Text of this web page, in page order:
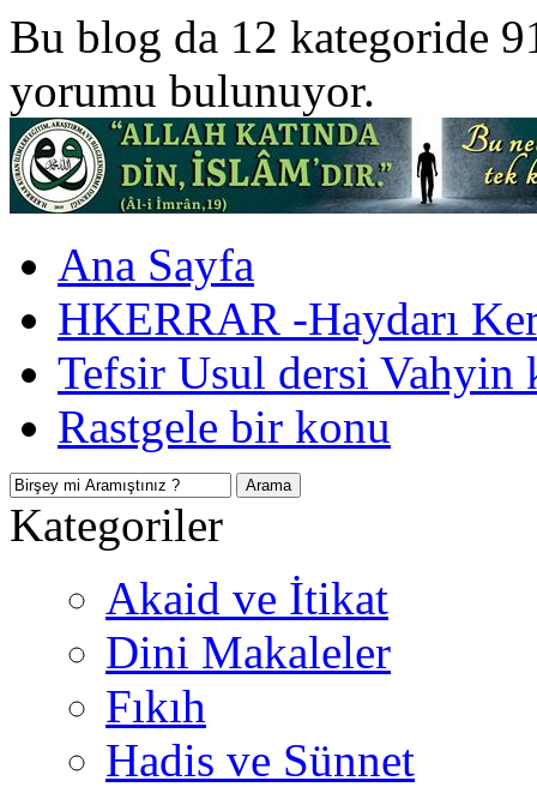
Bu blog da 12 kategoride
yorumu bulunuyor.
Ana Sayfa
HKERRAR -Haydarı
Tefsir Usul dersi Vahyin
Rastgele bir konu
Kategoriler
Akaid ve İtikat
Dini Makaleler
Fıkıh
Hadis ve Sünnet